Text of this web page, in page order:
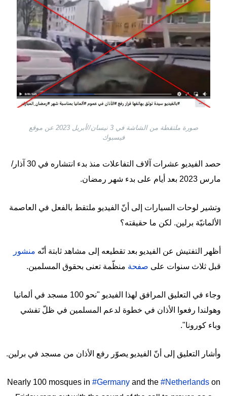
صورة ملتقطة من الشاشة في 3 نيسان//أبريل 2023 عن موقع
فيسبوك
حصد الفيديو عشرات آلاف التفاعلات منذ بدء انتشاره في 30 آذار/
مارس 2023 بعد أيام على بدء شهر رمضان.
وتشير لوحات السيارات إلى أنّ الفيديو ملتقط بالفعل في العاصمة
الألمانيّة برلين. لكن ما حقيقته؟
أظهر التفتيش عن الفيديو بعد تقطيعه إلى مشاهد ثابتة أنّه منشور
قبل ثلاث سنوات على صفحة منظّمة تعنى بحقوق المسلمين.
وجاء في التعليق المرافق لهذا الفيديو "نحو 100 مسجد في ألمانيا
وهولندا رفعوا الأذان في خطوة لدعم المسلمين في ظلّ تفشي
وباء كورونا".
وأشار التعليق إلى أنّ الفيديو يصوّر رفع الأذان من مسجد في برلين.
Nearly 100 mosques in #Germanyand the #Netherlandson